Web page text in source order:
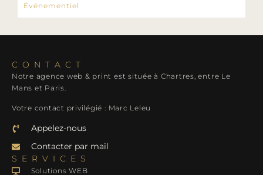
Événementiel
CONTACT
Notre agence web & print est située à Chartres, entre Le
Mans et Paris.
Votre contact privilégié : Marc Leleu
Appelez-nous
Contacter par mail
SERVICES
Solutions WEB